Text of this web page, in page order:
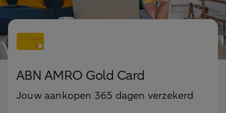
ABN AMRO Gold Card
Jouw aankopen 365 dagen verzekerd